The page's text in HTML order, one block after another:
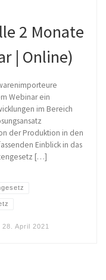
2 Monate
| Online)
Webinar ein
im Bereich
der Produktion in den
Einblick in das
[…]
28. April 2021